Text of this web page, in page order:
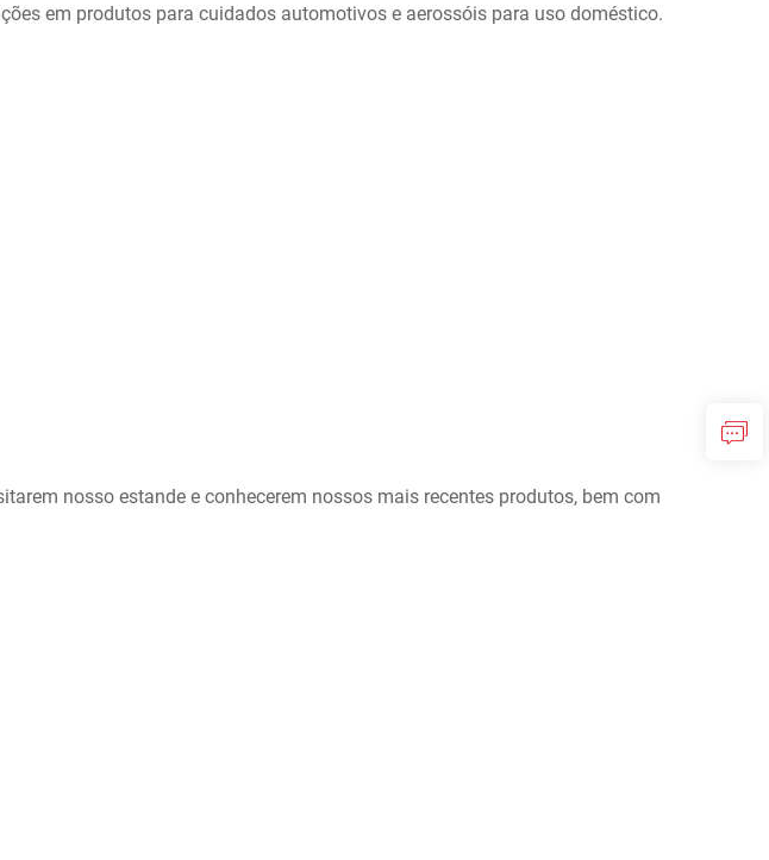
em produtos para cuidados automotivos e aerossóis para uso doméstico.
nosso estande e conhecerem nossos mais recentes produtos, bem com